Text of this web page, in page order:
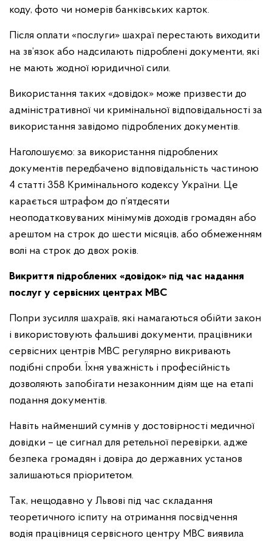
коду, фото чи номерів банківських карток.
Після оплати «послуги» шахраї перестають виходити
на зв’язок або надсилають підроблені документи, які
не мають жодної юридичної сили.
Використання таких «довідок» може призвести до
адміністративної чи кримінальної відповідальності за
використання завідомо підроблених документів.
Наголошуємо: за використання підроблених
документів передбачено відповідальність частиною
4 статті 358 Кримінального кодексу України. Це
карається штрафом до п’ятдесяти
неоподатковуваних мінімумів доходів громадян або
арештом на строк до шести місяців, або обмеженням
волі на строк до двох років.
Викриття підроблених «довідок» під час надання
послуг у сервісних центрах МВС
Попри зусилля шахраїв, які намагаються обійти закон
і використовують фальшиві документи, працівники
сервісних центрів МВС регулярно викривають
подібні спроби. Їхня уважність і професійність
дозволяють запобігати незаконним діям ще на етапі
подання документів.
Навіть найменший сумнів у достовірності медичної
довідки – це сигнал для ретельної перевірки, адже
безпека громадян і довіра до державних установ
залишаються пріоритетом.
Так, нещодавно у Львові під час складання
теоретичного іспиту на отримання посвідчення
водія працівниця сервісного центру МВС виявила